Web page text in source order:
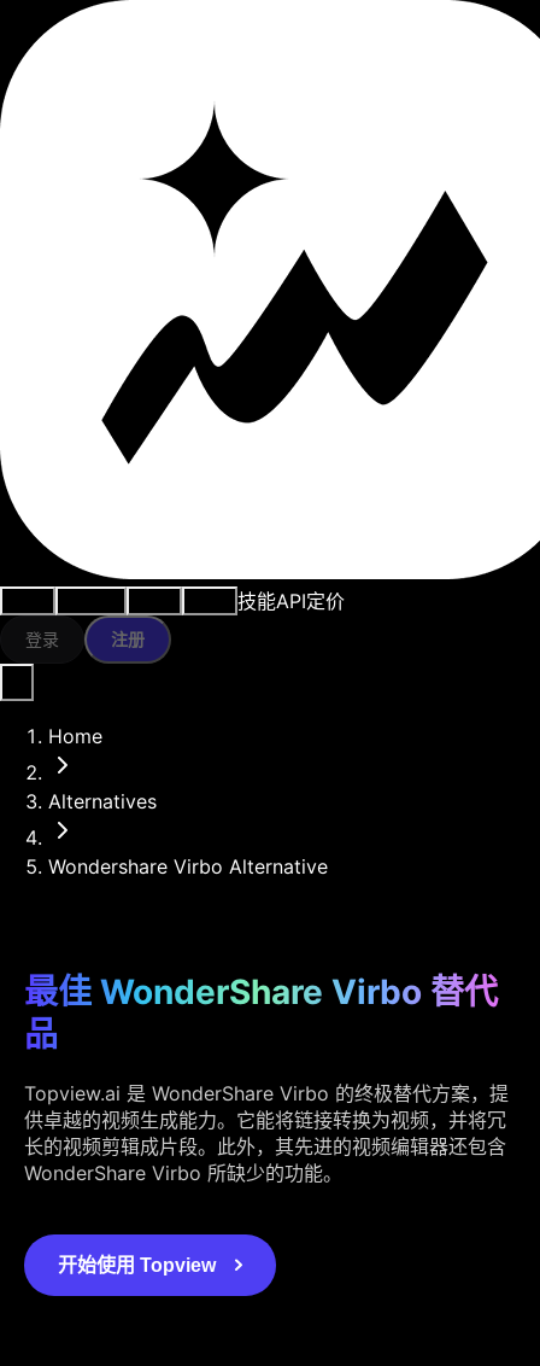
技能API定价
登录 注册
Home
Alternatives
Wondershare Virbo Alternative
最佳 WonderShare Virbo 替代
品
Topview.ai 是 WonderShare Virbo 的终极替代方案，提
供卓越的视频生成能力。它能将链接转换为视频，并将冗
长的视频剪辑成片段。此外，其先进的视频编辑器还包含
WonderShare Virbo 所缺少的功能。
开始使用 Topview